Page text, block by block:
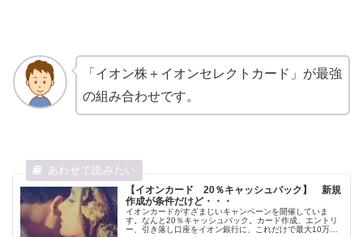
「イオン株＋イオンセレクトカード」が最強
の組み合わせです。
【イオンカード 20％キャッシュバック】 新規
作成が条件だけど・・・
イオンカードがすざまじいキャンペーンを開催していま
す。なんと20％キャッシュバック。カード作成、エントリ
ー、引き落し口座をイオン銀行に、これだけで最大10万円